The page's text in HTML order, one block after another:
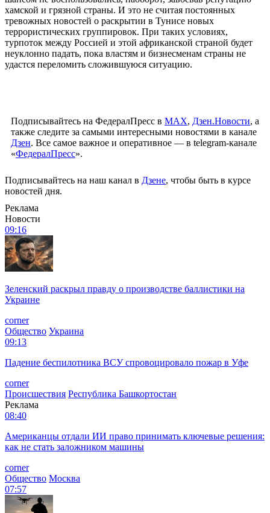
хамской и грязной страны. И это не считая постоянных
тревожных новостей о раскрытии в Тунисе новых
террористических группировок. При таких условиях,
турпоток между Россией и этой африканской страной будет
неуклонно падать, пока властям и бизнесменам страны не
удастся переломить сложившуюся ситуацию.
Подписывайтесь на ФедералПресс в МАХ, Дзен.Новости, а
также следите за самыми интересными новостями в канале
Дзен. Все самое важное и оперативное — в telegram-канале
«ФедералПресс».
Подписывайтесь на наш канал в Дзене, чтобы быть в курсе
новостей дня.
Реклама
Новости
09:16
Зеленский раскрыл правду о производстве баллистики на
Украине
corner
Общество Украина
09:13
Падение беспилотника ВСУ спровоцировало пожар в Уфе
corner
Происшествия Республика Башкортостан
Реклама
08:40
Американцы отдали ИИ право принимать ключевые решения:
как не стать заложником машины
corner
Общество Москва
07:57